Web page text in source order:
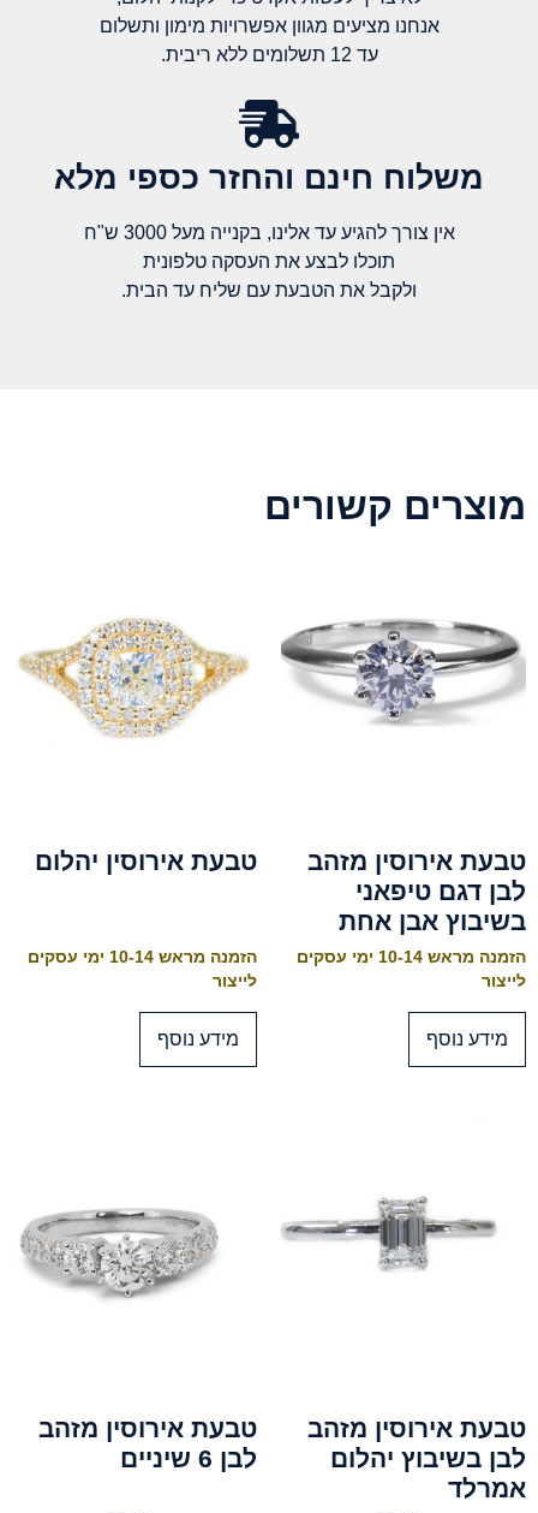
אנחנו מציעים מגוון אפשרויות מימון ותשלום
עד 12 תשלומים ללא ריבית.
משלוח חינם והחזר כספי מלא​
אין צורך להגיע עד אלינו, בקנייה מעל 3000 ש"ח
תוכלו לבצע את העסקה טלפונית
ולקבל את הטבעת עם שליח עד הבית.
מוצרים קשורים
טבעת אירוסין מזהב
לבן דגם טיפאני
בשיבוץ אבן אחת
הזמנה מראש 10-14 ימי עסקים
לייצור
מידע נוסף
טבעת אירוסין יהלום
הזמנה מראש 10-14 ימי עסקים
לייצור
מידע נוסף
טבעת אירוסין מזהב
לבן בשיבוץ יהלום
אמרלד
טבעת אירוסין מזהב
לבן 6 שיניים